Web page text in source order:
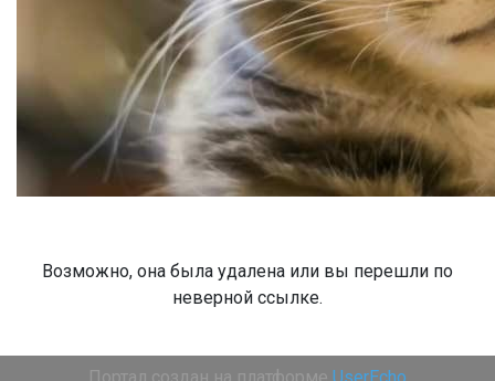
Возможно, она была удалена или вы перешли по
неверной ссылке.